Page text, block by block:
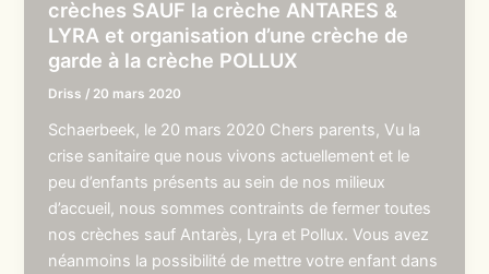
crèches SAUF la crèche ANTARES &
LYRA et organisation d’une crèche de
garde à la crèche POLLUX
Driss / 20 mars 2020
Schaerbeek, le 20 mars 2020 Chers parents, Vu la
crise sanitaire que nous vivons actuellement et le
peu d’enfants présents au sein de nos milieux
d’accueil, nous sommes contraints de fermer toutes
nos crèches sauf Antarès, Lyra et Pollux. Vous avez
néanmoins la possibilité de mettre votre enfant dans